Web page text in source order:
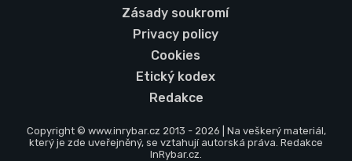
Zásady soukromí
Privacy policy
Cookies
Etický kodex
Redakce
Copyright © www.inrybar.cz 2013 - 2026 | Na veškerý materiál,
který je zde uveřejněný, se vztahují autorská práva. Redakce
InRybar.cz.